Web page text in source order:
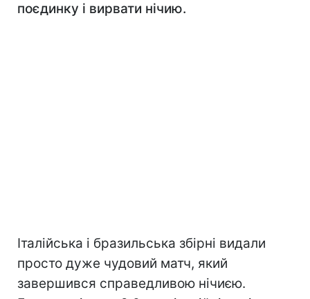
поєдинку і вирвати нічию.
Італійська і бразильська збірні видали
просто дуже чудовий матч, який
завершився справедливою нічиєю.